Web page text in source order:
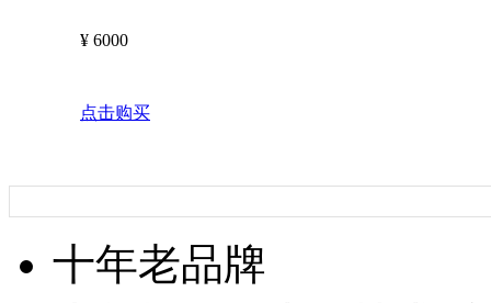
¥ 6000
点击购买
十年老品牌